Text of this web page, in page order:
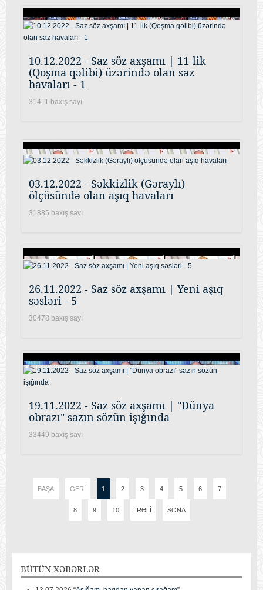
10.12.2022 - Saz söz axşamı | 11-lik
(Qoşma qəlibi) üzərində olan saz
havaları - 1
31411 baxış sayı
03.12.2022 - Səkkizlik (Gəraylı)
ölçüsündə olan aşıq havaları
31885 baxış sayı
26.11.2022 - Saz söz axşamı | Yeni aşıq
səsləri - 5
30478 baxış sayı
19.11.2022 - Saz söz axşamı | "Dünya
obrazı" sazın sözün işığında
33449 baxış sayı
BAŞA GERI 1 2 3 4 5 6 7
8 9 10 İRƏLI SONA
BÜTÜN XƏBƏRLƏR